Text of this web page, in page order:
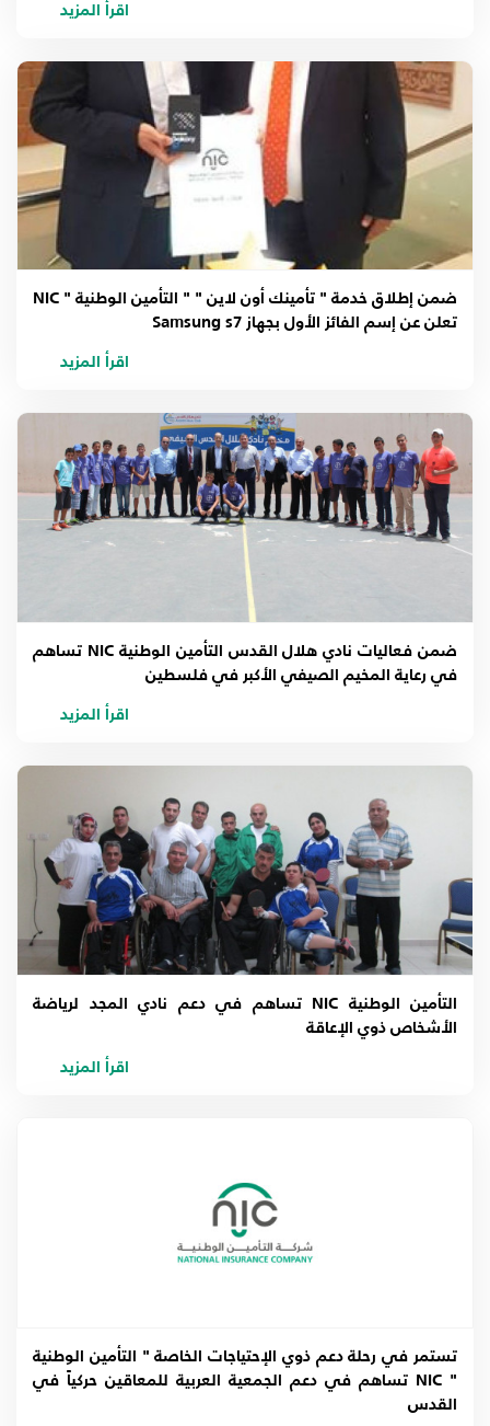
اقرأ المزيد
ضمن إطلاق خدمة " تأمينك أون لاين " " التأمين الوطنية " NIC
تعلن عن إسم الفائز الأول بجهاز Samsung s7
اقرأ المزيد
ضمن فعاليات نادي هلال القدس التأمين الوطنية NIC تساهم
في رعاية المخيم الصيفي الأكبر في فلسطين
اقرأ المزيد
التأمين الوطنية NIC تساهم في دعم نادي المجد لرياضة
الأشخاص ذوي الإعاقة
اقرأ المزيد
تستمر في رحلة دعم ذوي الإحتياجات الخاصة " التأمين الوطنية
" NIC تساهم في دعم الجمعية العربية للمعاقين حركياً في
القدس